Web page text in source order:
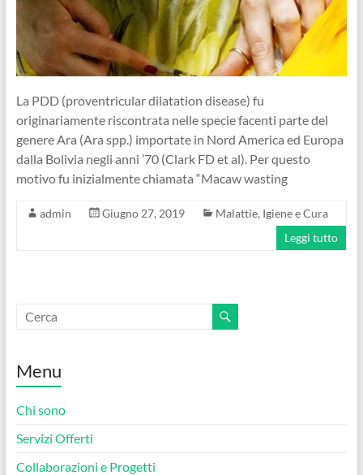
La PDD (proventricular dilatation disease) fu
originariamente riscontrata nelle specie facenti parte del
genere Ara (Ara spp.) importate in Nord America ed Europa
dalla Bolivia negli anni ’70 (Clark FD et al). Per questo
motivo fu inizialmente chiamata “Macaw wasting
admin Giugno 27, 2019
Malattie, Igiene e Cura
Leggi tutto
Menu
Chi sono
Servizi Offerti
Collaborazioni e Progetti